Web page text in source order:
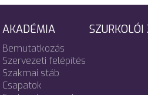
AKADÉMIA
Bemutatkozás
Szervezeti felépítés
Szakmai stáb
Csapatok
SZURKOLÓI